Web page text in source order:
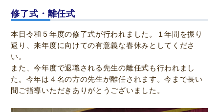
修了式・離任式
本日令和５年度の修了式が行われました。１年間を振り
返り、来年度に向けての有意義な春休みとしてくださ
い。
また、今年度で退職される先生の離任式も行われまし
た。今年は４名の方の先生が離任されます。今まで長い
間ご指導いただきありがとうございました。